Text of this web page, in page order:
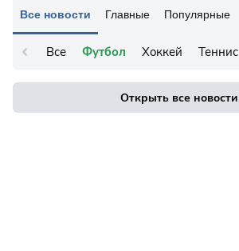
Все новости Главные Популярные
Все Футбол Хоккей Теннис
Открыть все новости